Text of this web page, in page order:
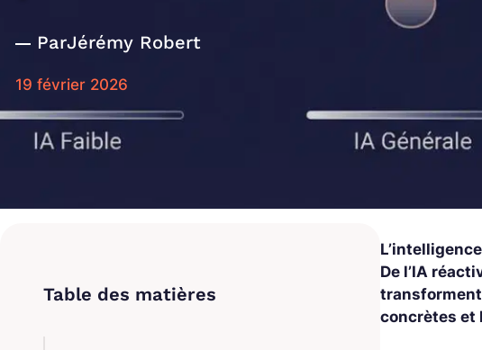
ParJérémy Robert
19 février 2026
De l’IA
concrètes et